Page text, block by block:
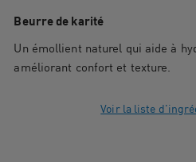
Beurre de karité
Un émollient naturel qui aide à
améliorant confort et texture.